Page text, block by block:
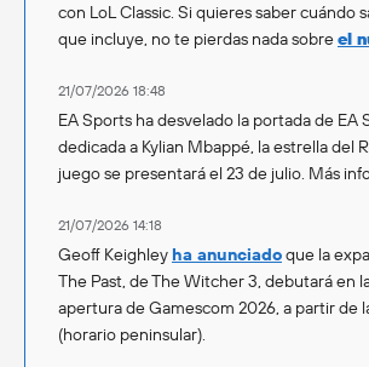
con LoL Classic. Si quieres saber cuándo
que incluye, no te pierdas nada sobreel
21/07/2026 18:48
EA Sports ha desvelado la portada de EA
dedicada a Kylian Mbappé, la estrella del
juego se presentará el 23 de julio. Más
21/07/2026 14:18
Geoff Keighley ha anunciadoque la
The Past, de The Witcher 3, debutará en
apertura de Gamescom 2026, a partir de
(horario peninsular).